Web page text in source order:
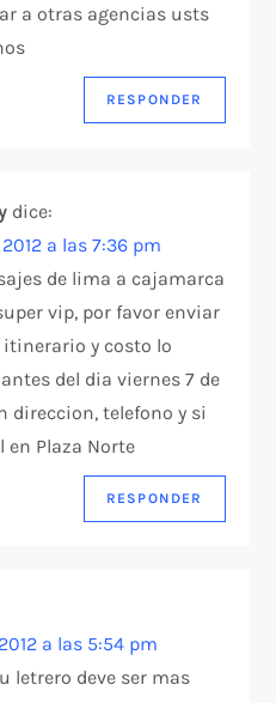
a otras agencias usts
RESPONDER
dice:
a las 7:36 pm
de lima a cajamarca
vip, por favor enviar
itinerario y costo lo
del dia viernes 7 de
direccion, telefono y si
Plaza Norte
RESPONDER
a las 5:54 pm
letrero deve ser mas